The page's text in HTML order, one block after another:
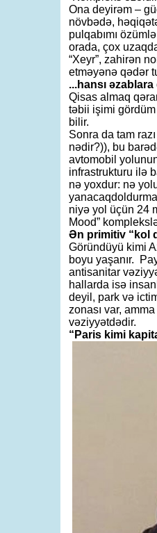
Ona deyirəm –
növbədə,
pulqabımı
orada, çox
“Xeyr”, zahirən
etməyənə qədər
...hansı
Qisas almaq
təbii işimi
bilir.
Sonra da tam
nədir?)), bu
avtomobil
infrastrukturu ilə
nə yoxdur: nə
niyə yol üçün 24
Mood”
Ən primitiv “kol
Göründüyü kimi
boyu yaşanır.
antisanitar
hallarda isə
deyil, park və
zonası var,
vəziyyətdədir.
“Paris kimi